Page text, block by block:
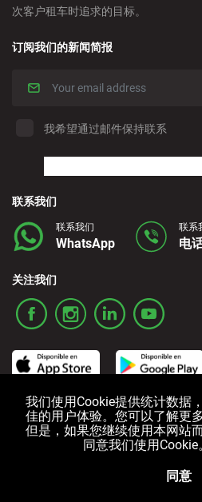
次客户租车时追求的目标。
订阅我们的新闻简报
我希望通过邮件保持联系
联系我们
联系我们
WhatsApp
联系
电
关注我们
ご利用条件 プライバシーポリ
版权所有 © 2006-2024
我们使用Cookie提供统计数据
佳的用户体验。您可以了解更
但是，如果您继续使用本网站
同意我们使用Cookie
同意